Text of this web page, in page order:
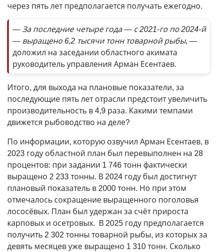
через пять лет предполагается получать ежегодно.
— За последние четыре года — с 2021-го по 2024-й
— выращено 6,2 тысячи тонн товарной рыбы, —
доложил на заседании областного акимата
руководитель управления Арман Есентаев.
Итого, для выхода на плановые показатели, за
последующие пять лет отрасли предстоит увеличить
производительность в 4,9 раза. Какими темпами
движется рыбоводство на деле?
По информации, которую озвучил Арман Есентаев, в
2023 году областной план был перевыполнен на 28
процентов: при задании 1 746 тонн фактически
выращено 2 233 тонны. В 2024 году был достигнут
плановый показатель в 2000 тонн. Но при этом
отмечалось сокращение выращенного поголовья
лососёвых. План был удержан за счёт прироста
карповых и осетровых. В 2025 году предполагается
получить 2 302 тонны товарной рыбы, из которых за
девять месяцев уже выращено 1 310 тонн. Сколько